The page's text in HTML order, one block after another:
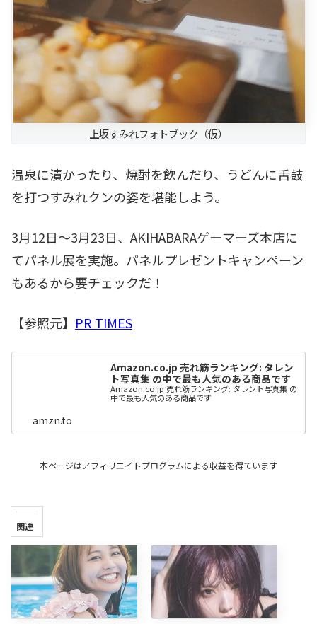
上坂すみれフォトブック（仮）
温泉に漬かったり、焼酎を飲んだり、うどんに舌鼓
を打つすみれクンの姿を堪能しよう。
3月12日～3月23日、AKIHABARAゲーマーズ本店に
てパネル展を実施。パネルプレゼントキャンペーン
もあるから要チェックだ！
【参照元】 PR TIMES
Amazon.co.jp 売れ筋ランキング: タレン
ト写真集 の中で最も人気のある商品です
Amazon.co.jp 売れ筋ランキング: タレント写真集 の
中で最も人気のある商品です
amzn.to
本ページはアフィリエイトプログラムによる収益を得ています
関連